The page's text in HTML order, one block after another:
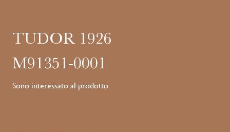
TUDOR 1926
M91351-0001
Sono interessato al prodotto